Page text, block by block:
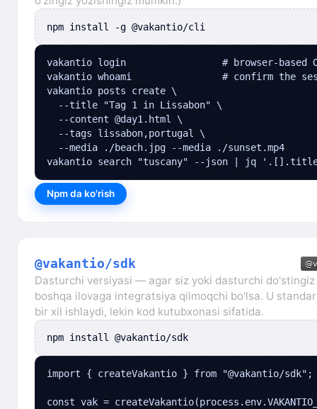
npm install -g @vakantio/cli
vakantio login                 # browser-based
vakantio whoami                # confirm the
vakantio posts create \
  --title "Tag 1 in Lissabon" \
  --content @day1.html \
  --tags lissabon,portugal \
  --media ./beach.jpg --media ./sunset.mp4
vakantio search "tuscany" --json | jq
Npm da ko'rish
@vakantio/sdk
Dasturchi versiyasi — agar siz yoki dasturchi do'stingiz
boshqa ilovaga integratsiya qilmoqchi bo'lsa. U
bir xil ishlaydi, lekin kod kutubxonasi sifatida.
npm install @vakantio/sdk
import { createVakantio } from "@vakantio/sdk";
const vak =